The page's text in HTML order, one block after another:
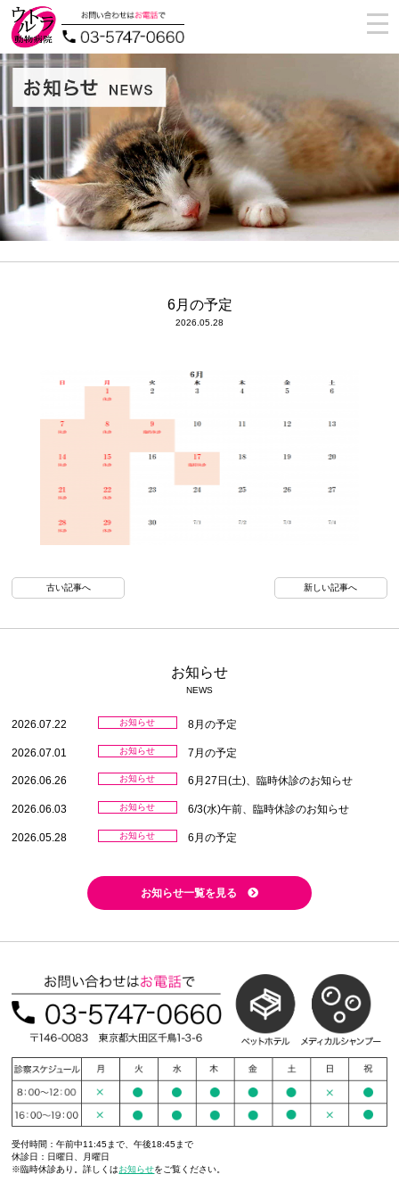
6月の予定
2026.05.28
古い記事へ 新しい記事へ
お知らせ
NEWS
2026.07.22 お知らせ 8月の予定
2026.07.01 お知らせ 7月の予定
2026.06.26 お知らせ 6月27日(土)、臨時休診のお知らせ
2026.06.03 お知らせ 6/3(水)午前、臨時休診のお知らせ
2026.05.28 お知らせ 6月の予定
お知らせ一覧を見る
受付時間：午前中11:45まで、午後18:45まで
休診日：日曜日、月曜日
※臨時休診あり。詳しくはお知らせをご覧ください。